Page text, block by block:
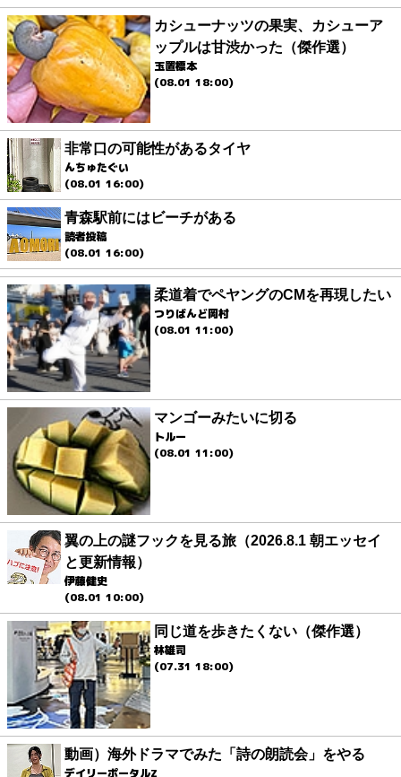
カシューナッツの果実、カシューア
ップルは甘渋かった（傑作選）
玉置標本
(08.01 18:00)
非常口の可能性があるタイヤ
んちゅたぐい
(08.01 16:00)
青森駅前にはビーチがある
読者投稿
(08.01 16:00)
柔道着でペヤングのCMを再現したい
つりばんど岡村
(08.01 11:00)
マンゴーみたいに切る
トルー
(08.01 11:00)
翼の上の謎フックを見る旅（2026.8.1 朝エッセイ
と更新情報）
伊藤健史
(08.01 10:00)
同じ道を歩きたくない（傑作選）
林雄司
(07.31 18:00)
動画）海外ドラマでみた「詩の朗読会」をやる
デイリーポータルZ